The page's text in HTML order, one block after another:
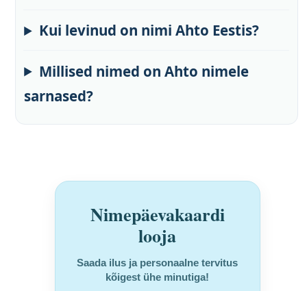
Kui levinud on nimi Ahto Eestis?
Millised nimed on Ahto nimele
sarnased?
Nimepäevakaardi
looja
Saada ilus ja personaalne tervitus
kõigest ühe minutiga!